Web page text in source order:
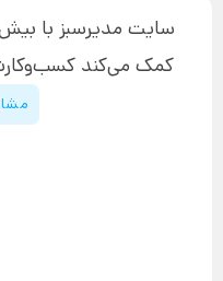
افزایش عملکرد
چگونه کتاب بنویسیم
دوره اینستاگرام
پیگیری سفارش
پشتیبانی
قوانین و مقررات سایت
کمک می‌کند